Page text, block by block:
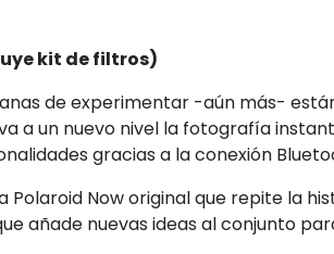
kit de filtros)
de experimentar -aún más-
a un nuevo nivel la fotografía
gracias a la conexión
Polaroid Now original que repite la
añade nuevas ideas al conjunto